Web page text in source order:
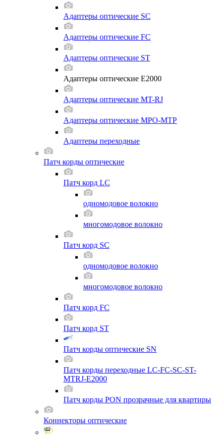
Адаптеры оптические SC
Адаптеры оптические FC
Адаптеры оптические ST
Адаптеры оптические E2000
Адаптеры оптические MT-RJ
Адаптеры оптические MPO-MTP
Адаптеры переходные
Патч корды оптические
Патч корд LC
одномодовое волокно
многомодовое волокно
Патч корд SC
одномодовое волокно
многомодовое волокно
Патч корд FC
Патч корд ST
Патч корды оптические SN
Патч корды переходные LC-FC-SC-ST-
MTRJ-E2000
Патч корды PON прозрачные для квартиры
Коннекторы оптические